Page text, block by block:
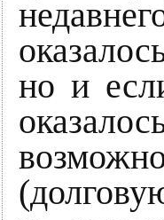
но и